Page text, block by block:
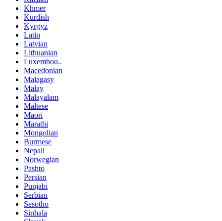
Khmer
Kurdish
Kyrgyz
Latin
Latvian
Lithuanian
Luxembou..
Macedonian
Malagasy
Malay
Malayalam
Maltese
Maori
Marathi
Mongolian
Burmese
Nepali
Norwegian
Pashto
Persian
Punjabi
Serbian
Sesotho
Sinhala